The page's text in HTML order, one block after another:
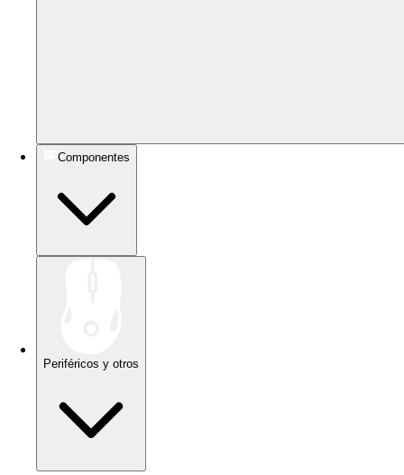
Componentes
Periféricos y otros